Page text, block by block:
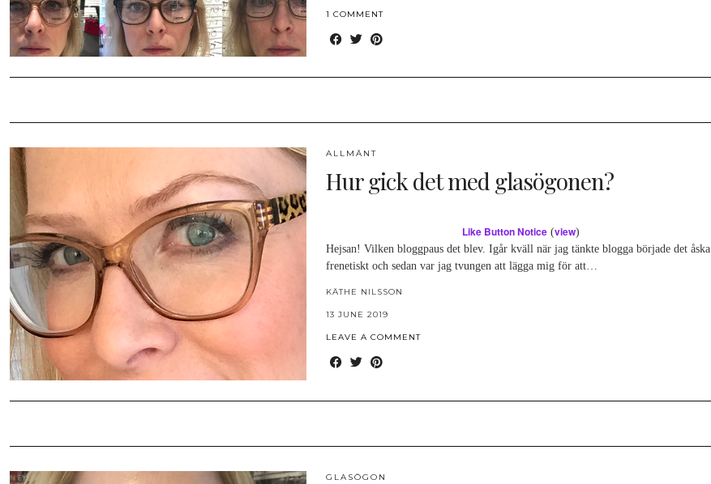
1 COMMENT
ALLMÄNT
Hur gick det med glasögonen?
Like Button Notice (view)
Hejsan! Vilken bloggpaus det blev. Igår kväll när jag tänkte blogga började det åska
frenetiskt och sedan var jag tvungen att lägga mig för att…
KÄTHE NILSSON
13 JUNE 2019
LEAVE A COMMENT
GLASÖGON